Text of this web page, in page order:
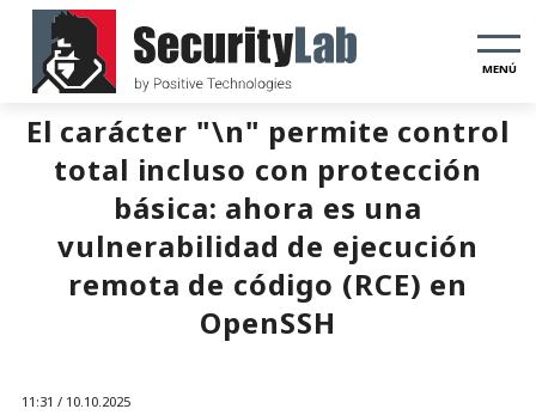
MENÚ
El carácter "\n" permite control
total incluso con protección
básica: ahora es una
vulnerabilidad de ejecución
remota de código (RCE) en
OpenSSH
11:31 / 10.10.2025